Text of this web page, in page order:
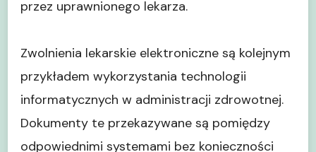
przez uprawnionego lekarza.
Zwolnienia lekarskie elektroniczne są kolejnym
przykładem wykorzystania technologii
informatycznych w administracji zdrowotnej.
Dokumenty te przekazywane są pomiędzy
odpowiednimi systemami bez konieczności